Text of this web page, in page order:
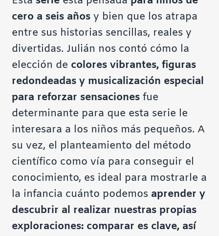
cero a seis años y bien que los atrapa
entre sus historias sencillas, reales y
divertidas. Julián nos contó cómo la
elección de colores vibrantes, figuras
redondeadas y musicalización especial
para reforzar sensaciones fue
determinante para que esta serie le
interesara a los niños más pequeños. A
su vez, el planteamiento del método
científico como vía para conseguir el
conocimiento, es ideal para mostrarle a
la infancia cuánto podemos aprender y
descubrir al realizar nuestras propias
exploraciones: comparar es clave, así